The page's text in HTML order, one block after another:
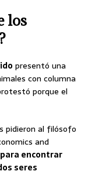
los
presentó una
con columna
porque el
pidieron al filósofo
and
encontrar
seres